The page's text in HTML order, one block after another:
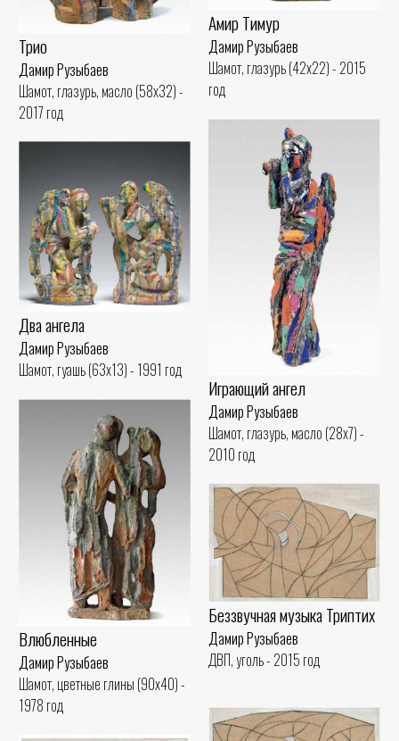
Амир Тимур
Дамир Рузыбаев
Шамот, глазурь (42x22) - 2015
год
Трио
Дамир Рузыбаев
Шамот, глазурь, масло (58x32) -
2017 год
Играющий ангел
Дамир Рузыбаев
Шамот, глазурь, масло (28x7) -
2010 год
Два ангела
Дамир Рузыбаев
Шамот, гуашь (63x13) - 1991 год
Влюбленные
Дамир Рузыбаев
Шамот, цветные глины (90x40) -
1978 год
Беззвучная музыка Триптих
Дамир Рузыбаев
ДВП, уголь - 2015 год